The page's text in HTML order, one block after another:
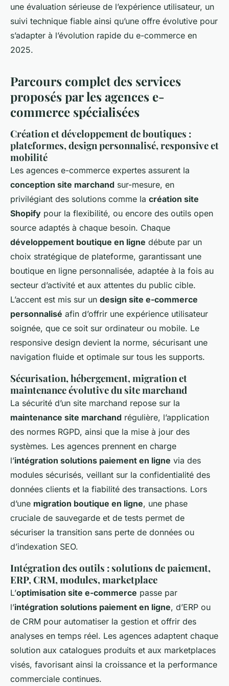
une évaluation sérieuse de l’expérience utilisateur, un
suivi technique fiable ainsi qu’une offre évolutive pour
s’adapter à l’évolution rapide du e-commerce en
2025.
Parcours complet des services
proposés par les agences e-
commerce spécialisées
Création et développement de boutiques :
plateformes, design personnalisé, responsive et
mobilité
Les agences e-commerce expertes assurent la
conception site marchand sur-mesure, en
privilégiant des solutions comme la création site
Shopify pour la flexibilité, ou encore des outils open
source adaptés à chaque besoin. Chaque
développement boutique en ligne débute par un
choix stratégique de plateforme, garantissant une
boutique en ligne personnalisée, adaptée à la fois au
secteur d’activité et aux attentes du public cible.
L’accent est mis sur un design site e-commerce
personnalisé afin d’offrir une expérience utilisateur
soignée, que ce soit sur ordinateur ou mobile. Le
responsive design devient la norme, sécurisant une
navigation fluide et optimale sur tous les supports.
Sécurisation, hébergement, migration et
maintenance évolutive du site marchand
La sécurité d’un site marchand repose sur la
maintenance site marchand régulière, l’application
des normes RGPD, ainsi que la mise à jour des
systèmes. Les agences prennent en charge
l’intégration solutions paiement en ligne via des
modules sécurisés, veillant sur la confidentialité des
données clients et la fiabilité des transactions. Lors
d’une migration boutique en ligne, une phase
cruciale de sauvegarde et de tests permet de
sécuriser la transition sans perte de données ou
d’indexation SEO.
Intégration des outils : solutions de paiement,
ERP, CRM, modules, marketplace
L’optimisation site e-commerce passe par
l’intégration solutions paiement en ligne, d’ERP ou
de CRM pour automatiser la gestion et offrir des
analyses en temps réel. Les agences adaptent chaque
solution aux catalogues produits et aux marketplaces
visés, favorisant ainsi la croissance et la performance
commerciale continues.